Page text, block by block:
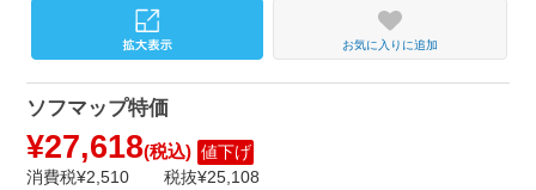
お気に入りに追加
ソフマップ特価
¥27,618(税込) 値下げ
消費税¥2,510
税抜¥25,108